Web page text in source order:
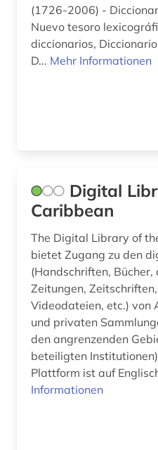
(1726-2006) -
Nuevo tesoro
diccionarios,
D... Mehr Informationen
Digital
Caribbean
The Digital Library of
bietet Zugang zu den
(Handschriften,
Zeitungen,
Videodateien, etc.) von Archiven, Bibliotheken
und privaten
den angrenzenden
beteiligten Institutionen). Die Oberfläche
Plattform ist auf
Informationen